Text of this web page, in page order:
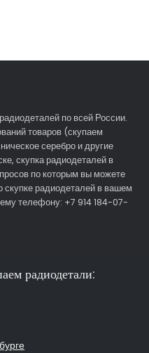
по всей России.
товаров (скупаем
серебро и другие
скупка радиодеталей в
по которым вы можете
радиодеталей в вашем
телефону: +7 914 184-07-
радиодетали: